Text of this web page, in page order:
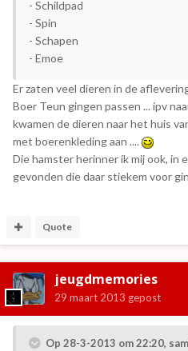
- Schildpad
- Spin
- Schapen
- Emoe
Er zaten veel dieren in de
Boer Teun gingen passen ... ipv
kwamen de dieren naar het huis
met boerenkleding aan ....
Die hamster herinner ik mij ook, in
gevonden die daar stiekem voor
Quote
jeugdmemories
29 maart 2013 gepost
Op 28-3-2013 om 22:20,